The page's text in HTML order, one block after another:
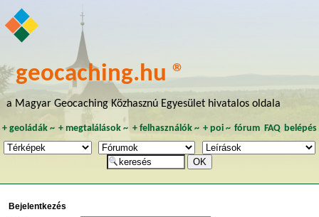
geocaching.hu ®
a Magyar Geocaching Közhasznú Egyesület hivatalos oldala
+ geoládák~ +megtalálások ~ + felhasználók~ + poi~ fórum FAQ belépés
Bejelentkezés